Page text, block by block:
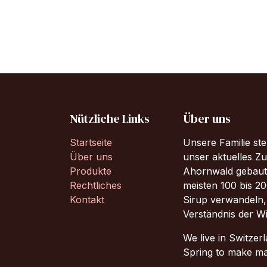
Nützliche Links
Startseite
Über uns
Produkte
Rechtliches
Kontakt
Über uns
Unsere Familie
unser aktuelles
Ahornwald
meisten 100 bis
Sirup
Verständnis der
We live in
Spring to make